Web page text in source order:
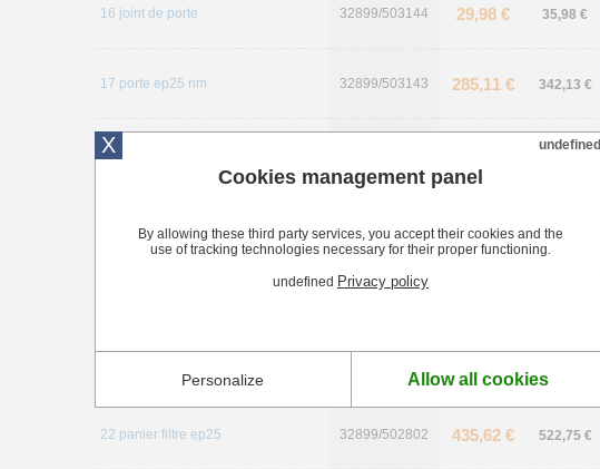
16 joint de porte 32899/503144 29,98 € 35,98 €
17 porte ep25 nm 32899/503143 285,11 € 342,13 €
18 axe poignee ep25 nm
95,83 € 115,00 €
32899/503147
22 panier filtre ep25 32899/502802 435,62 € 522,75 €
X undefined
Cookies management panel
By allowing these third party services, you accept their cookies and the
use of tracking technologies necessary for their proper functioning.
undefined Privacy policy
Personalize Allow all cookies